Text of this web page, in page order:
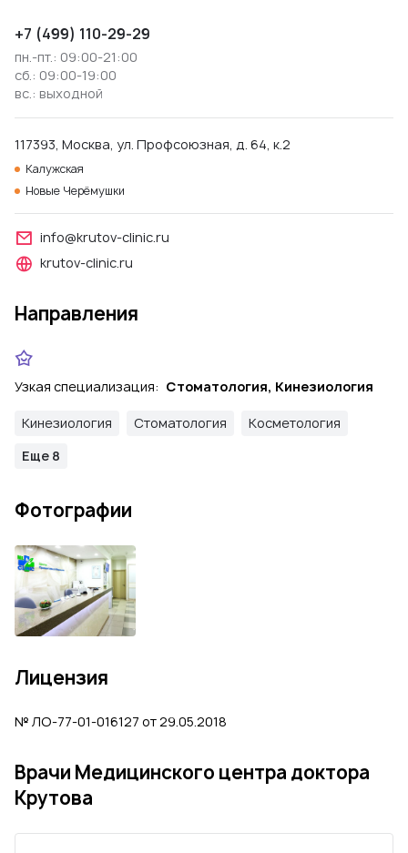
+7 (499) 110-29-29
пн.-пт.: 09:00-21:00
сб.: 09:00-19:00
вс.: выходной
117393, Москва, ул. Профсоюзная, д. 64, к.2
Калужская
Новые Черёмушки
info@krutov-clinic.ru
krutov-clinic.ru
Направления
Узкая специализация: Стоматология, Кинезиология
Кинезиология Стоматология
Косметология
Еще 8
Фотографии
Лицензия
№ ЛО-77-01-016127 от 29.05.2018
Врачи Медицинского центра доктора
Крутова